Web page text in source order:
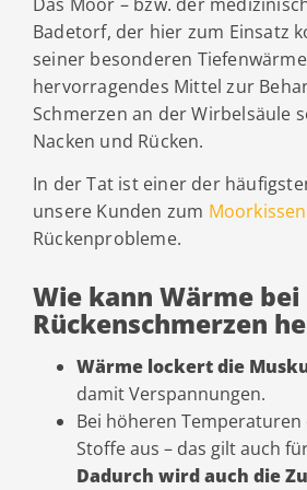
Badetorf, der hier zum Einsatz
seiner besonderen
hervorragendes Mittel zur
Schmerzen an der Wirbelsäule
Nacken und Rücken.
In der Tat ist einer der
unsere Kunden zum Moorkissen
Rückenprobleme.
Wie kann Wärme bei
Rückenschmerzen
Wärme lockert die
damit Verspannungen.
Bei höheren Temperaturen
Stoffe aus – das gilt auch
Dadurch wird auch die